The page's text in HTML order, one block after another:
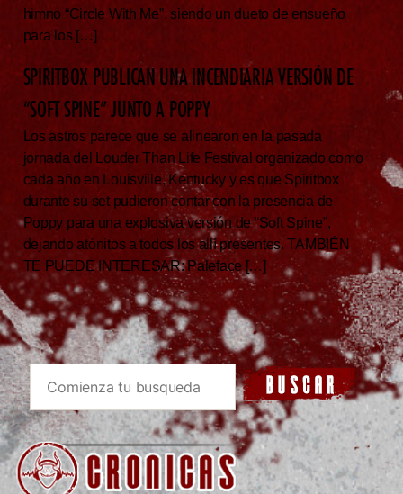
himno “Circle With Me”, siendo un dueto de ensueño
para los […]
SPIRITBOX PUBLICAN UNA INCENDIARIA VERSIÓN DE
“SOFT SPINE” JUNTO A POPPY
Los astros parece que se alinearon en la pasada
jornada del Louder Than Life Festival organizado como
cada año en Louisville, Kentucky y es que Spiritbox
durante su set pudieron contar con la presencia de
Poppy para una explosiva versión de “Soft Spine”,
dejando atónitos a todos los allí presentes. TAMBIÉN
TE PUEDE INTERESAR: Paleface […]